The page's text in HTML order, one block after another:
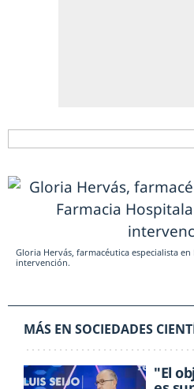
Gloria Hervás, farmacéutica especialista
intervención.
MÁS EN SOCIEDADES
"El